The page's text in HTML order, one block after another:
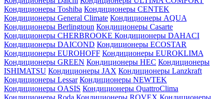
Кондиционеры Toshiba Кондиционеры CENTEK
Кондиционеры General Climate Кондиционеры AQUA
Кондиционеры Berlingtoun Кондиционеры Casarte
Кондиционеры CHERBROOKE Кондиционеры DAHACI
Кондиционеры DAICOND Кондиционеры ECOSTAR
Кондиционеры EUROHOFF Кондиционеры EUROKLIMA
Кондиционеры GREEN Кондиционеры HEC Кондиционеры
ISHIMATSU Кондиционеры JAX Кондиционеры Lanzkraft
Кондиционеры Lessar Кондиционеры NEWTEK
Кондиционеры OASIS Кондиционеры QuattroClima
Кондиционеры Roda Кондиционеры ROVEX Кондиционеры